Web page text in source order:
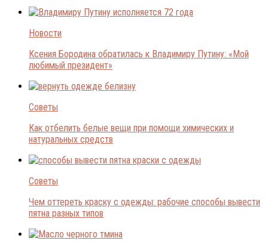
Новости
Ксения Бородина обратилась к Владимиру Путину: «Мой
любимый президент»
Советы
Как отбелить белые вещи при помощи химических и
натуральных средств
Советы
Чем оттереть краску с одежды: рабочие способы вывести
пятна разных типов